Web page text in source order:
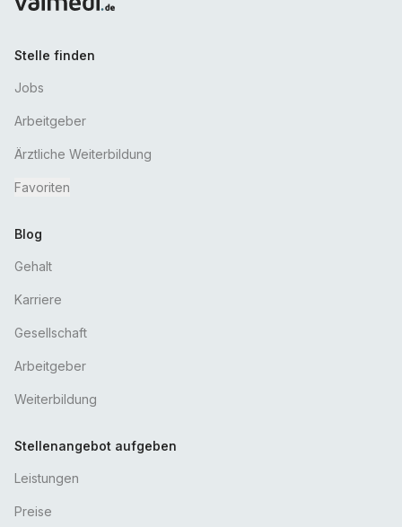
Stelle finden
Jobs
Arbeitgeber
Ärztliche Weiterbildung
Favoriten
Blog
Gehalt
Karriere
Gesellschaft
Arbeitgeber
Weiterbildung
Stellenangebot aufgeben
Leistungen
Preise